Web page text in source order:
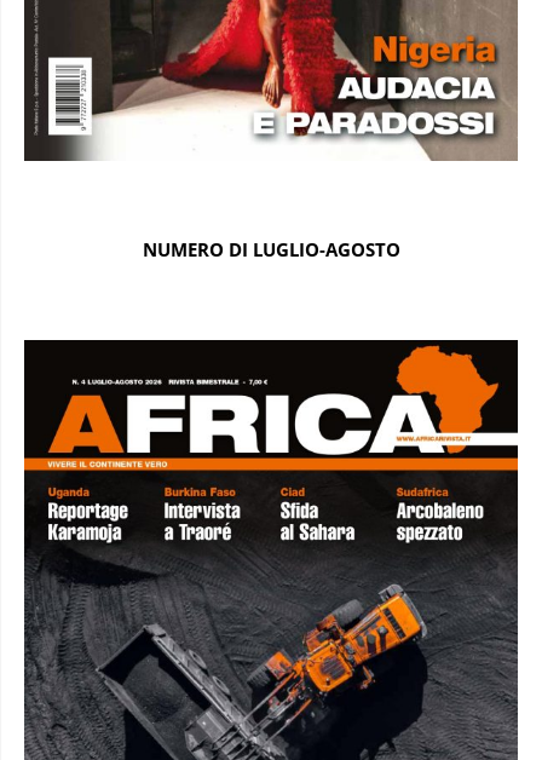
NUMERO DI LUGLIO-AGOSTO